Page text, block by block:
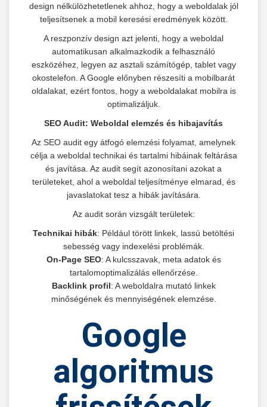
design nélkülözhetetlenek ahhoz, hogy a weboldalak jól
teljesítsenek a mobil keresési eredmények között.
A reszponzív design azt jelenti, hogy a weboldal
automatikusan alkalmazkodik a felhasználó
eszközéhez, legyen az asztali számítógép, tablet vagy
okostelefon. A Google előnyben részesíti a mobilbarát
oldalakat, ezért fontos, hogy a weboldalakat mobilra is
optimalizáljuk.
SEO Audit: Weboldal elemzés és hibajavítás
Az SEO audit egy átfogó elemzési folyamat, amelynek
célja a weboldal technikai és tartalmi hibáinak feltárása
és javítása. Az audit segít azonosítani azokat a
területeket, ahol a weboldal teljesítménye elmarad, és
javaslatokat tesz a hibák javítására.
Az audit során vizsgált területek:
Technikai hibák: Például törött linkek, lassú betöltési
sebesség vagy indexelési problémák.
On-Page SEO: A kulcsszavak, meta adatok és
tartalomoptimalizálás ellenőrzése.
Backlink profil: A weboldalra mutató linkek
minőségének és mennyiségének elemzése.
Google
algoritmus